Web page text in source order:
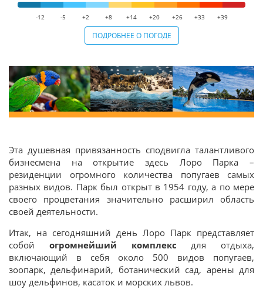
-12 -5 +2 +8 +14 +20 +26 +33 +39
ПОДРОБНЕЕ О ПОГОДЕ
Эта душевная привязанность сподвигла талантливого
бизнесмена на открытие здесь Лоро Парка –
резиденции огромного количества попугаев самых
разных видов. Парк был открыт в 1954 году, а по мере
своего процветания значительно расширил область
своей деятельности.
Итак, на сегодняшний день Лоро Парк представляет
собой огромнейший комплекс для отдыха,
включающий в себя около 500 видов попугаев,
зоопарк, дельфинарий, ботанический сад, арены для
шоу дельфинов, касаток и морских львов.